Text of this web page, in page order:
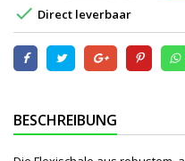
 Direct leverbaar
BESCHREIBUNG